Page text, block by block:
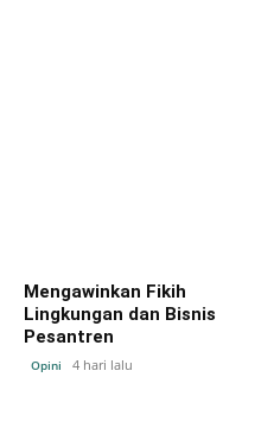
Mengawinkan Fikih
Lingkungan dan Bisnis
Pesantren
Opini 4 hari lalu